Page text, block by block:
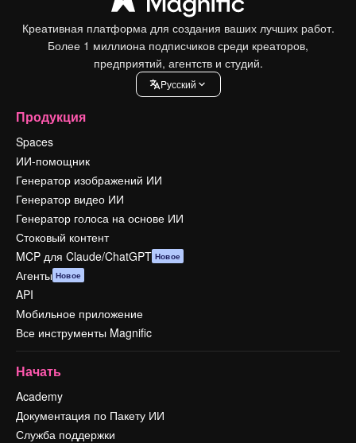
Креативная платформа для создания ваших лучших работ.
Более 1 миллиона подписчиков среди креаторов,
предприятий, агентств и студий.
Pусский
Продукция
Spaces
ИИ-помощник
Генератор изображений ИИ
Генератор видео ИИ
Генератор голоса на основе ИИ
Стоковый контент
MCP для Claude/ChatGPT Новое
Агенты Новое
API
Мобильное приложение
Все инструменты Magnific
Начать
Academy
Документация по Пакету ИИ
Служба поддержки